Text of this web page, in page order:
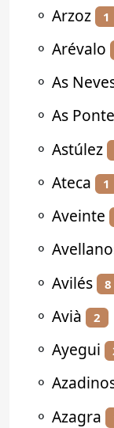
⚬ Arzoz 1
⚬ Arévalo
⚬ As
⚬ As
⚬ Astúlez
⚬ Ateca 1
⚬ Aveinte
⚬
⚬ Avilés 8
⚬ Avià 2
⚬ Ayegui
⚬
⚬ Azagra